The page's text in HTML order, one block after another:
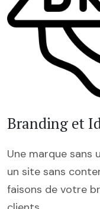
Branding et
Une marque sans
un site sans
faisons de votre